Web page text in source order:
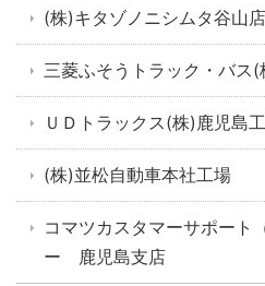
(株)キタゾノニシムタ谷山
三菱ふそうトラック・バス
ＵＤトラックス(株)鹿児島
(株)並松自動車本社工場
コマツカスタマーサポート
ー 鹿児島支店